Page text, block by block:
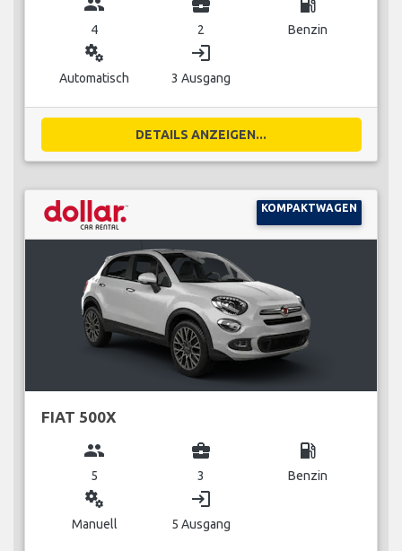
4 2 Benzin
miscellaneous_services
Automatisch
login
3 Ausgang
DETAILS ANZEIGEN...
KOMPAKTWAGEN
FIAT 500X
group
5
business_center
3
local_gas_station
Benzin
miscellaneous_services
Manuell
login
5 Ausgang